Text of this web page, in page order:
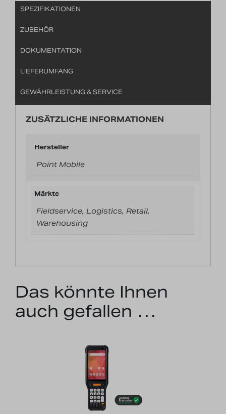
SPEZIFIKATIONEN
ZUBEHÖR
DOKUMENTATION
LIEFERUMFANG
GEWÄHRLEISTUNG & SERVICE
ZUSÄTZLICHE INFORMATIONEN
Hersteller
Point Mobile
Märkte
Fieldservice, Logistics, Retail,
Warehousing
Das könnte Ihnen
auch gefallen …